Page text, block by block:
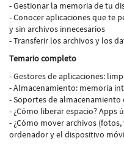
- Gestionar la memoria de tu
- Conocer aplicaciones que te
y sin archivos innecesarios
- Transferir los archivos y los
Temario completo
- Gestores de aplicaciones:
- Almacenamiento: memoria
- Soportes de
- ¿Cómo liberar espacio? Apps
- ¿Cómo mover archivos
ordenador y el dispositivo